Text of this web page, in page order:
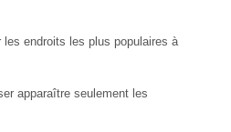
endroits les plus populaires à
apparaître seulement les